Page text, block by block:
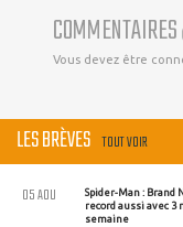
COMMENTAIRES (
Vous devez être
LES BRÈVES TOUT VOIR
Spider-Man : Brand
record aussi avec
semaine
05 AOU